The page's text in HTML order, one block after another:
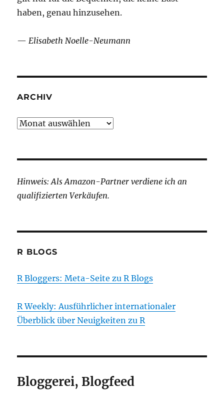
haben, genau hinzusehen.
—Elisabeth Noelle-Neumann
ARCHIV
Archiv
Hinweis: Als Amazon-Partner verdiene ich an
qualifizierten Verkäufen.
R BLOGS
R Bloggers: Meta-Seite zu R Blogs
R Weekly: Ausführlicher internationaler
Überblick über Neuigkeiten zu R
Bloggerei, Blogfeed